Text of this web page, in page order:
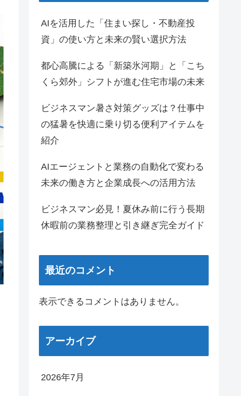
AIを活用した「住まい探し・不動産投
資」の使い方と未来の賢い選択方法
都心高騰による「新築氷河期」と「こち
くら郊外」シフトが進む住宅市場の未来
ビジネスマン暑さ対策グッズは？仕事中
の猛暑を快適に乗り切る便利アイテムを
紹介
AIエージェントと業務の自動化で変わる
未来の働き方と企業成長への活用方法
ビジネスマン必見！夏休み前に行う長期
休暇前の業務整理と引き継ぎ完全ガイド
最近のコメント
表示できるコメントはありません。
アーカイブ
2026年7月